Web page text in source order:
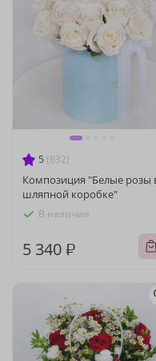
5 (632)
Композиция "Белые розы
шляпной коробке"
В наличии
5 340 ₽